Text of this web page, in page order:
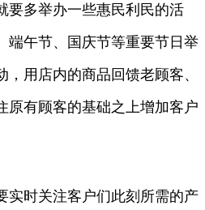
要多举办一些惠民利民的活
端午节、国庆节等重要节日举
用店内的商品回馈老顾客、
原有顾客的基础之上增加客户
实时关注客户们此刻所需的产